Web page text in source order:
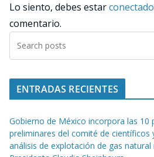
Lo siento, debes estarconectado
comentario.
ENTRADAS RECIENTES
Gobierno de México incorpora las 10
preliminares del comité de científicos
análisis de explotación de gas natural